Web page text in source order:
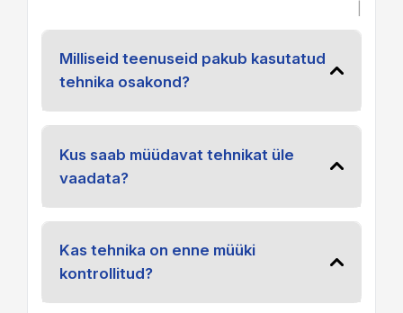
Milliseid teenuseid pakub kasutatud
tehnika osakond?
Kus saab müüdavat tehnikat üle
vaadata?
Kas tehnika on enne müüki
kontrollitud?